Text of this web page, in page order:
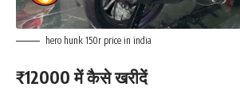
hero hunk 150r price in india
₹12000 में कैसे खरीदें